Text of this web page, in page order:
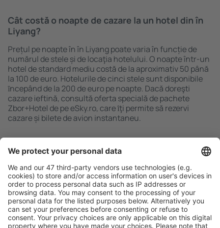
Cât costă o noapte de cazare la un hotel din în
Liyang?
Prețul pe noapte în în Liyang poate varia în funcție de
numărul de stele și de locaţia hotelului. O noapte într-un
hotel de standard mediu costă de la aproximativ 50 până
la 100 de euro. Hotelurile de cinci stele sunt disponibile
ȋncepând de la 200 de euro pe noapte. Dacă doreşti
cazare ieftină, consultă oferta specială de pachete
Zbor+Hotel de pe eSky.ro, care ȋţi permite să rezervi
cazare și bilete de avion instantaneu.
Caută rapid şi uşor
Ofertă adaptată aşteptărilor tale.
Planifică ȋn siguranţă
Rezervare fără griji cu opțiune gratuită de anulare.